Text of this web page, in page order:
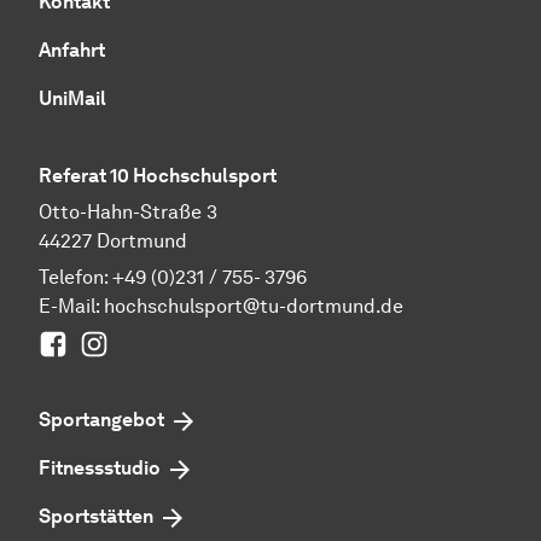
Anfahrt
UniMail
Referat 10 Hochschulsport
Otto-Hahn-Straße 3
44227 Dortmund
Telefon: +49 (0)231 / 755- 3796
E-Mail: hochschulsport@tu-dortmund.de
Facebook
Sportangebot
Fitnessstudio
Sportstätten